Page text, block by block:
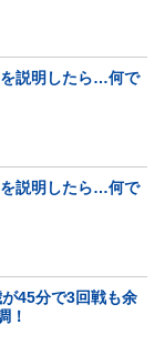
説明したら…何で
説明したら…何で
45分で3回戦も余
！